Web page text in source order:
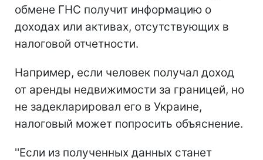
обмене ГНС получит информацию о
доходах или активах, отсутствующих в
налоговой отчетности.
Например, если человек получал доход
от аренды недвижимости за границей, но
не задекларировал его в Украине,
налоговый может попросить объяснение.
''Если из полученных данных станет